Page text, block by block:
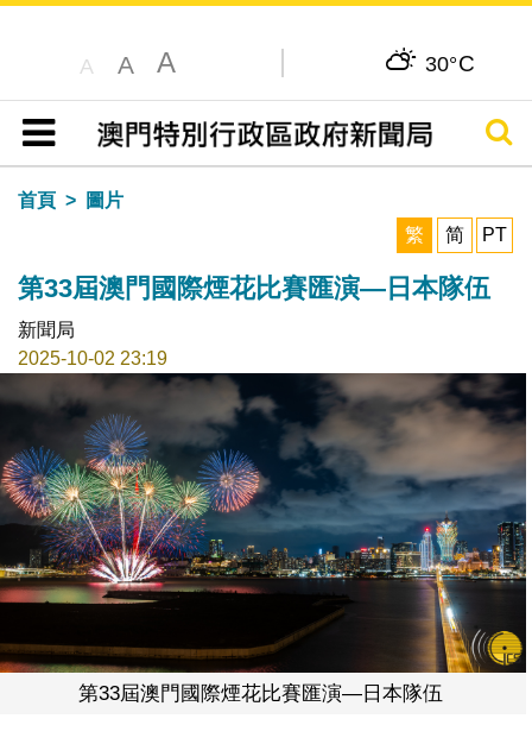
A A A 30°C
目錄
搜尋
首頁
圖片
繁
简 PT
第33屆澳門國際煙花比賽匯演—日本隊伍
新聞局
2025-10-02 23:19
第33屆澳門國際煙花比賽匯演—日本隊伍